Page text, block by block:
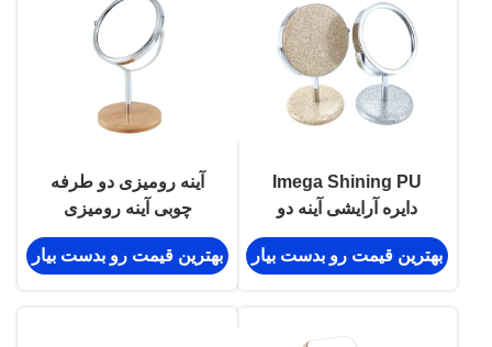
Imega Shining PU
دایره آرایشی آینه دو
طرفه آرایشی زیبا قابل
چرخش
بهترین قیمت رو بدست بیار
آینه رومیزی دو طرفه
چوبی آینه رومیزی
دوستدار محیط زیست
بامبو
بهترین قیمت رو بدست بیار